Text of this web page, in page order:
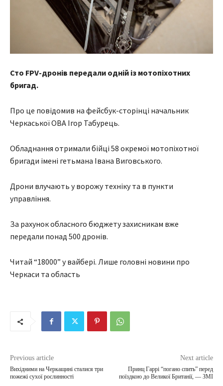
Сто FPV-дронів передали одній із мотопіхотних
бригад.
Про це повідомив на фейсбук-сторінці начальник
Черкаської ОВА Ігор Табурець.
Обладнання отримали бійці 58 окремої мотопіхотної
бригади імені гетьмана Івана Виговського.
Дрони влучають у ворожу техніку та в пункти
управління.
За рахунок обласного бюджету захисникам вже
передали понад 500 дронів.
Читай “18000” у вайбері. Лише головні новини про
Черкаси та область
Previous article
Вихідними на Черкащині сталися три
пожежі сухої рослинності
Next article
Принц Гаррі “погано спить” перед
поїздкою до Великої Британії, — ЗМІ